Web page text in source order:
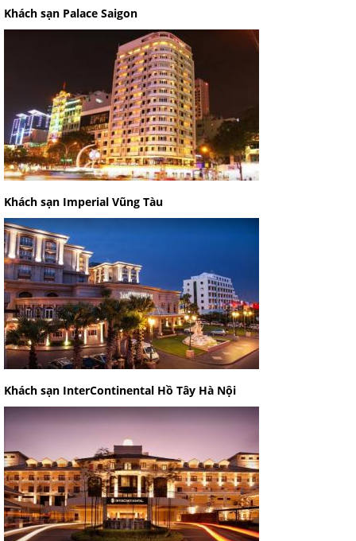
Khách sạn Palace Saigon
Khách sạn Imperial Vũng Tàu
Khách sạn InterContinental Hồ Tây Hà Nội